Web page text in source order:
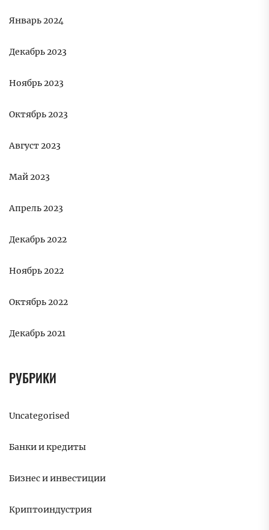
Январь 2024
Декабрь 2023
Ноябрь 2023
Октябрь 2023
Август 2023
Май 2023
Апрель 2023
Декабрь 2022
Ноябрь 2022
Октябрь 2022
Декабрь 2021
РУБРИКИ
Uncategorised
Банки и кредиты
Бизнес и инвестиции
Криптоиндустрия